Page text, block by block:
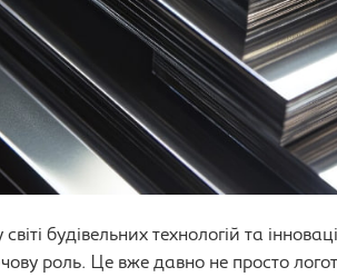
будівельних технологій та
роль. Це вже давно не просто